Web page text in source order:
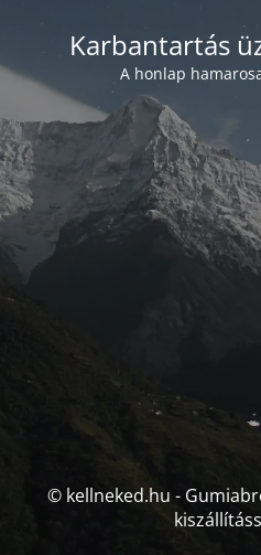
Karbantartás
A honlap
© kellneked.hu -